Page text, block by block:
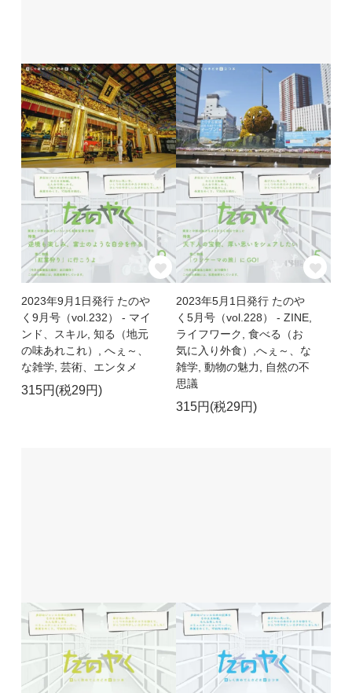
2023年9月1日発行 たのや
く9月号（vol.232） - マイ
ンド、スキル, 知る（地元
の味あれこれ）, へぇ～、
な雑学, 芸術、エンタメ
315円(税29円)
2023年5月1日発行 たのや
く5月号（vol.228） - ZINE,
ライフワーク, 食べる（お
気に入り外食）,へぇ～、な
雑学, 動物の魅力, 自然の不
思議
315円(税29円)